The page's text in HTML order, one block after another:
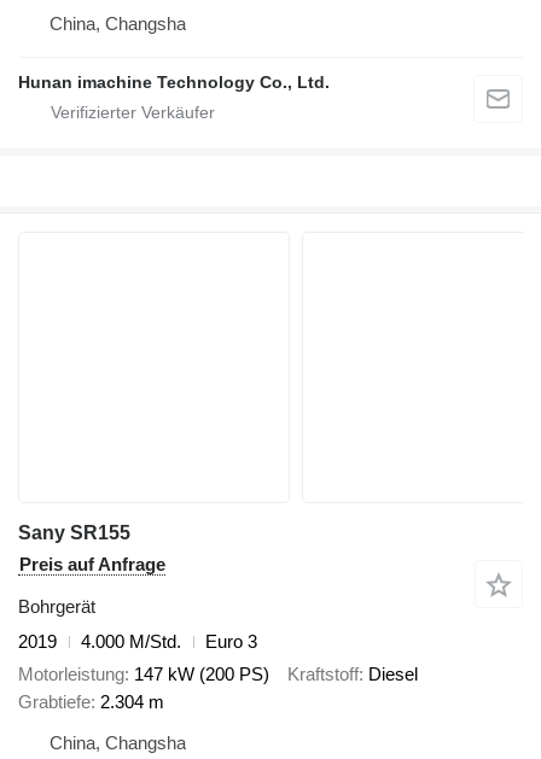
China, Changsha
Hunan imachine Technology Co., Ltd.
Sany SR155
Preis auf Anfrage
Bohrgerät
2019
4.000 M/Std.
Euro 3
Motorleistung 147 kW (200 PS) Kraftstoff Diesel
Grabtiefe 2.304 m
China, Changsha